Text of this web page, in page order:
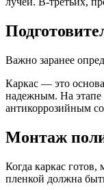
Важно заранее
Каркас — это
надежным. На этапе
антикоррозийным
Монтаж
Когда каркас
пленкой должна